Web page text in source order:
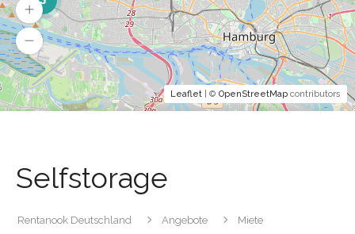
Selfstorage
Rentanook Deutschland Angebote
Miete
Leaflet | © OpenStreetMap contributors